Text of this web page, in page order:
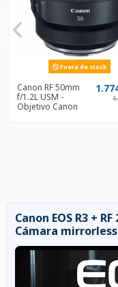
Fuera de stock
Canon RF 50mm
f/1.2L USM -
Objetivo Canon
Canon EOS R3 +
Cámara